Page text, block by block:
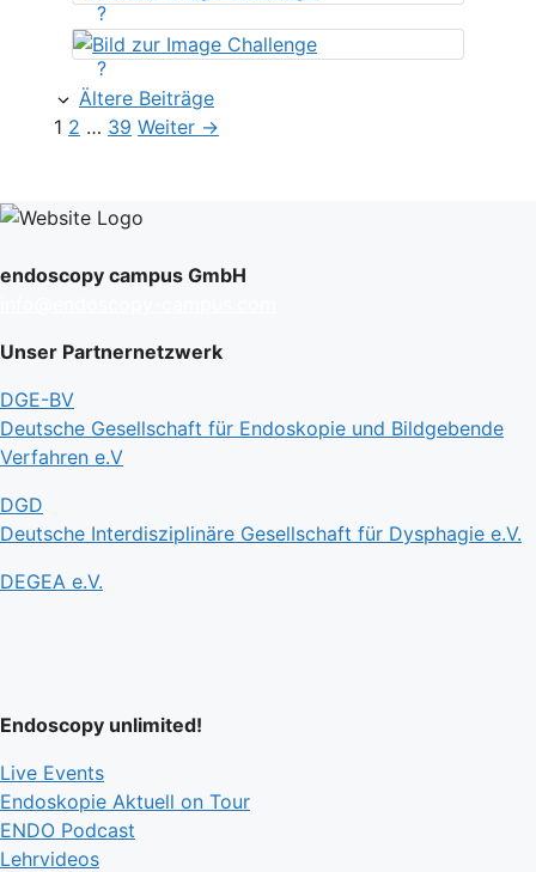
?
?
Ältere Beiträge
Seite
1 Seite
2 … Seite
39 Weiter →
endoscopy campus GmbH
Unser Partnernetzwerk
DGE-BV
Deutsche Gesellschaft für Endoskopie und Bildgebende
Verfahren e.V
DGD
Deutsche Interdisziplinäre Gesellschaft für Dysphagie e.V.
DEGEA e.V.
Endoscopy unlimited!
Live Events
Endoskopie Aktuell on Tour
ENDO Podcast
Lehrvideos